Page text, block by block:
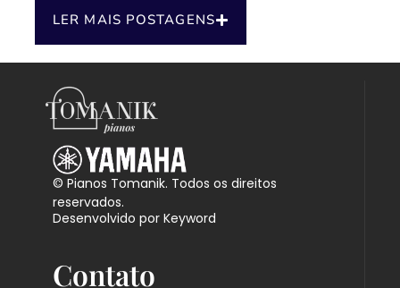
LER MAIS POSTAGENS
© Pianos Tomanik. Todos os direitos
reservados.
Desenvolvido por Keyword
Contato